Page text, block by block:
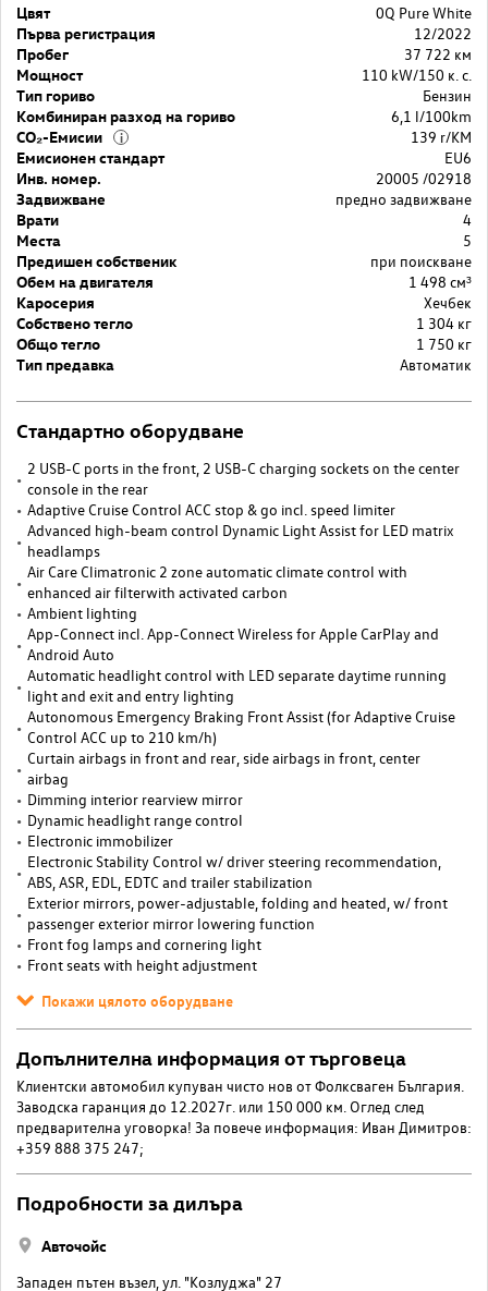
Цвят
0Q Pure White
Първа регистрация
12/2022
Пробег
37 722 км
Мощност
110 kW/150 к. с.
Тип гориво
Бензин
Комбиниран разход на гориво
6,1 l/100km
CO₂-Емисии
i
139 r/KM
Емисионен стандарт
EU6
Инв. номер.
20005 /02918
Задвижване
предно задвижване
Врати
4
Места
5
Предишен собственик
при поискване
Обем на двигателя
1 498 cм³
Каросерия
Хечбек
Собствено тегло
1 304 кг
Общо тегло
1 750 кг
Тип предавка
Автоматик
Стандартно оборудване
2 USB-C ports in the front, 2 USB-C charging sockets on the center
console in the rear
Adaptive Cruise Control ACC stop & go incl. speed limiter
Advanced high-beam control Dynamic Light Assist for LED matrix
headlamps
Air Care Climatronic 2 zone automatic climate control with
enhanced air filterwith activated carbon
Ambient lighting
App-Connect incl. App-Connect Wireless for Apple CarPlay and
Android Auto
Automatic headlight control with LED separate daytime running
light and exit and entry lighting
Autonomous Emergency Braking Front Assist (for Adaptive Cruise
Control ACC up to 210 km/h)
Curtain airbags in front and rear, side airbags in front, center
airbag
Dimming interior rearview mirror
Dynamic headlight range control
Electronic immobilizer
Electronic Stability Control w/ driver steering recommendation,
ABS, ASR, EDL, EDTC and trailer stabilization
Exterior mirrors, power-adjustable, folding and heated, w/ front
passenger exterior mirror lowering function
Front fog lamps and cornering light
Front seats with height adjustment
Покажи цялото оборудване
Допълнителна информация от търговеца
Клиентски автомобил купуван чисто нов от Фолксваген България.
Заводска гаранция до 12.2027г. или 150 000 км. Оглед след
предварителна уговорка! За повече информация: Иван Димитров:
+359 888 375 247;
Подробности за дилъра
Авточойс
Западен пътен възел, ул. "Козлуджа" 27